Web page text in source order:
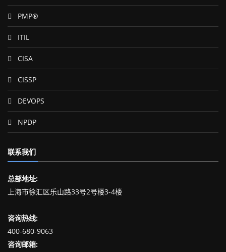
PMP®
ITIL
CISA
CISSP
DEVOPS
NPDP
联系我们
总部地址:
上海市徐汇区乐山路33号2号楼3-4楼
咨询热线:
400-680-9063
咨询邮箱: